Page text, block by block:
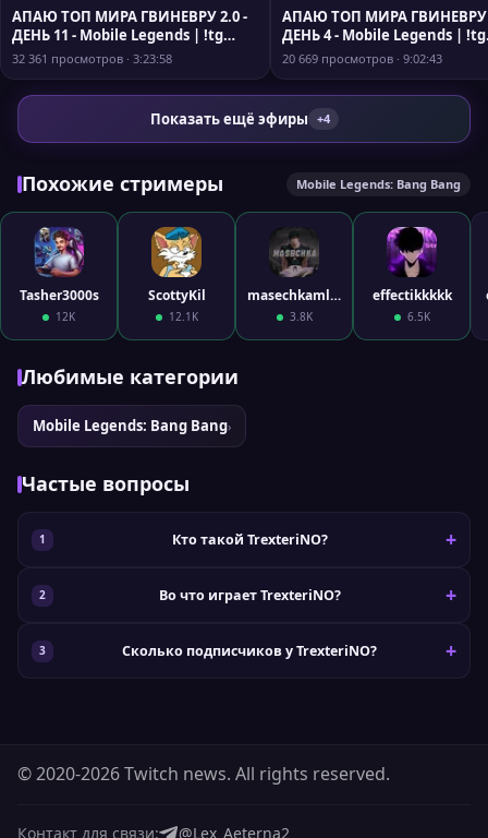
АПАЮ ТОП МИРА ГВИНЕВРУ 2.0 -
ДЕНЬ 11 - Mobile Legends | !tg
!donate
32 361 просмотров · 3:23:58
АПАЮ ТОП МИРА ГВИНЕВРУ
ДЕНЬ 4 - Mobile Legends | !tg
!donate
20 669 просмотров · 9:02:43
Показать ещё эфиры +4
Похожие стримеры Mobile Legends: Bang Bang
Tasher3000s
12K
ScottyKil
12.1K
masechkamlbb
3.8K
effectikkkkk
6.5K
Любимые категории
Mobile Legends: Bang Bang›
Частые вопросы
Кто такой TrexteriNO?
Во что играет TrexteriNO?
Сколько подписчиков у TrexteriNO?
© 2020-2026 Twitch news. All rights reserved.
Контакт для связи: @Lex_Aeterna2